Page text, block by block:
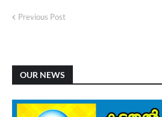
Previous Post
OUR NEWS